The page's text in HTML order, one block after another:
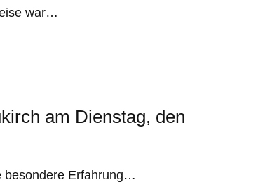
war…
am Dienstag, den
besondere Erfahrung…